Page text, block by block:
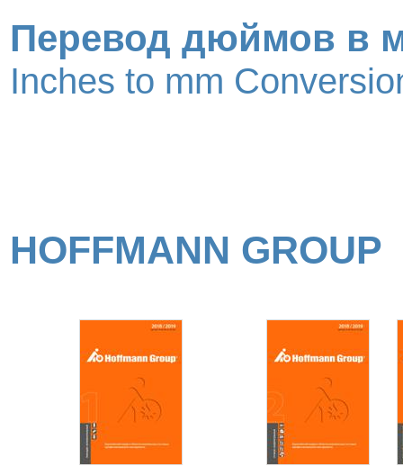
Перевод дюймов в
Inches to mm
HOFFMANN GROUP